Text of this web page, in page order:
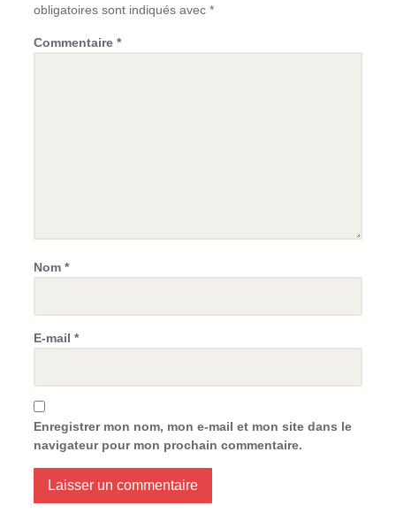
obligatoires sont indiqués avec *
Commentaire *
Nom *
E-mail *
Enregistrer mon nom, mon e-mail et mon site dans le
navigateur pour mon prochain commentaire.